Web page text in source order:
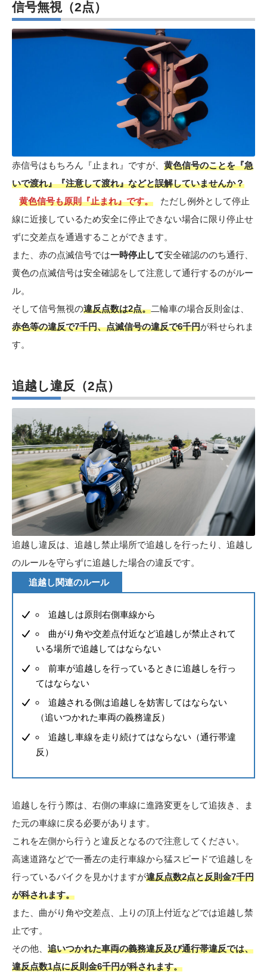
信号無視（2点）
赤信号はもちろん『止まれ』ですが、 黄色信号のことを『急
いで渡れ』『注意して渡れ』などと誤解していませんか？
黄色信号も原則『止まれ』です。
ただし例外として停止
線に近接しているため安全に停止できない場合に限り停止せ
ずに交差点を通過することができます。
また、赤の点滅信号では一時停止して安全確認ののち通行、
黄色の点滅信号は安全確認をして注意して通行するのがルー
ル。
そして信号無視の違反点数は2点。二輪車の場合反則金は、
赤色等の違反で7千円、点滅信号の違反で6千円が科せられま
す。
追越し違反 （2点）
追越し違反は、追越し禁止場所で追越しを行ったり、追越し
のルールを守らずに追越した場合の違反です。
追越し関連のルール
追越しは原則右側車線から
曲がり角や交差点付近など追越しが禁止されて
いる場所で追越してはならない
前車が追越しを行っているときに追越しを行っ
てはならない
追越される側は追越しを妨害してはならない
（追いつかれた車両の義務違反）
追越し車線を走り続けてはならない（通行帯違
反）
追越しを行う際は、右側の車線に進路変更をして追抜き、ま
た元の車線に戻る必要があります。
これを左側から行うと違反となるので注意してください。
高速道路などで一番左の走行車線から猛スピードで追越しを
行っているバイクを見かけますが違反点数2点と反則金7千円
が科されます。
また、曲がり角や交差点、上りの頂上付近などでは追越し禁
止です。
その他、 追いつかれた車両の義務違反及び通行帯違反では、
違反点数1点に反則金6千円が科されます。